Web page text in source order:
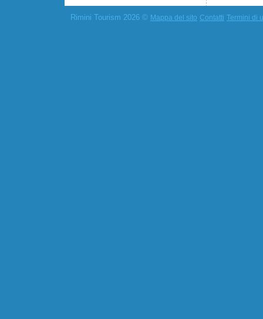
Rimini Tourism 2026 © Mappa del sito Contatti Termini di